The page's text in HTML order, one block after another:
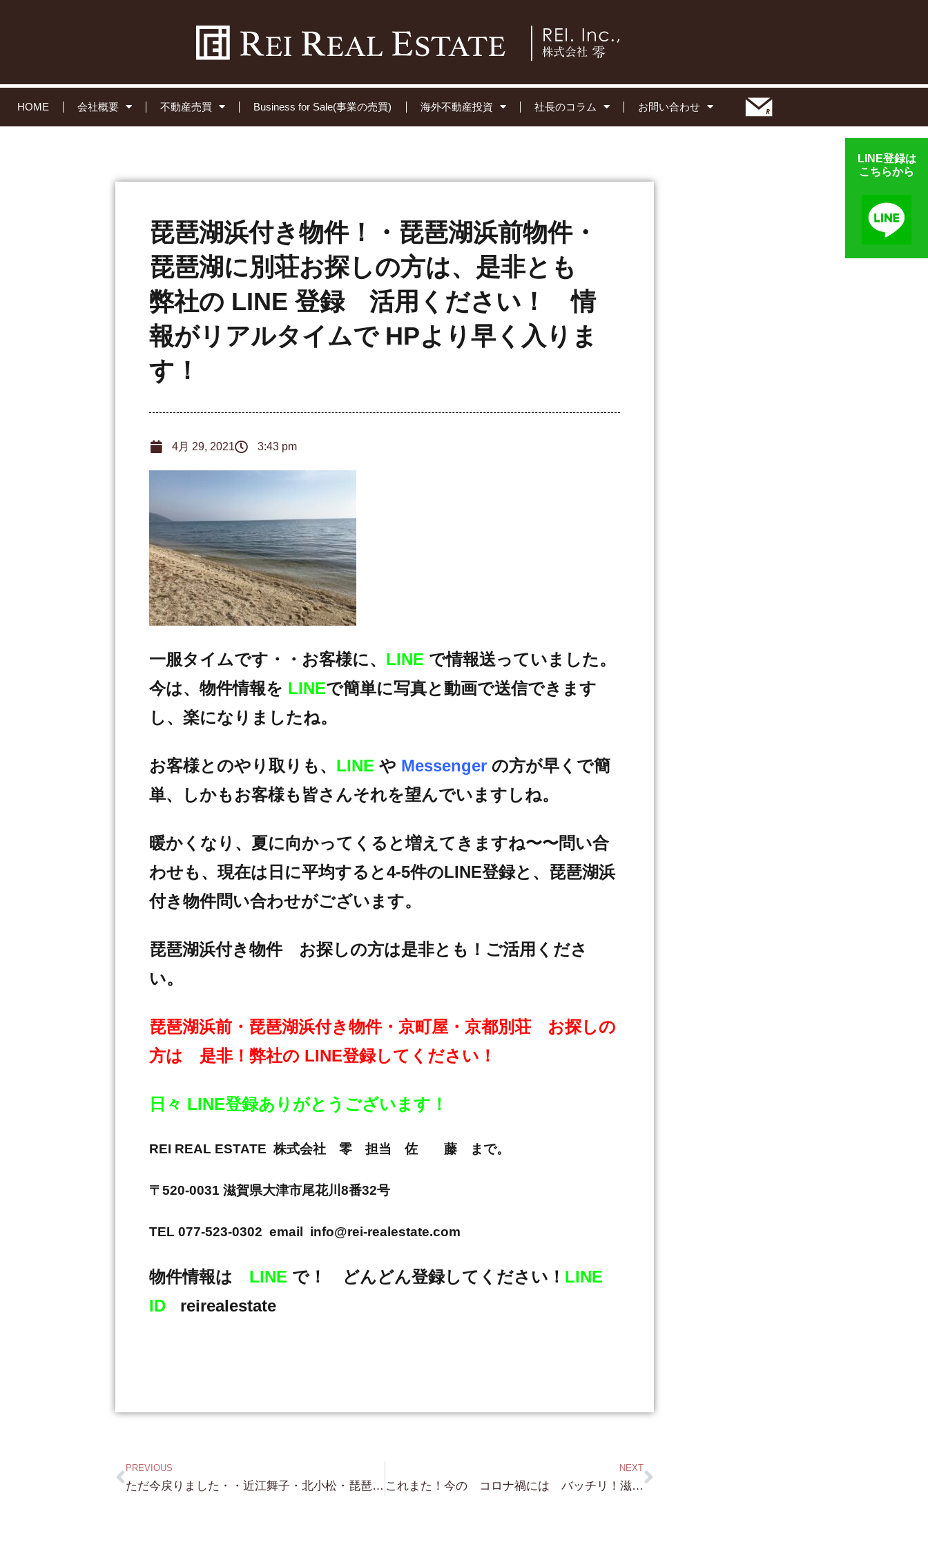
HOME 会社概要 不動産売買 Business for Sale(事業の売買) 海外不動産投資 社長のコラム お問い合わせ
LINE登録は
こちらから
琵琶湖浜付き物件！・琵琶湖浜前物件・
琵琶湖に別荘お探しの方は、是非とも
弊社の LINE 登録 活用ください！ 情
報がリアルタイムで HPより早く入りま
す！
4月 29, 2021 3:43 pm
一服タイムです・・お客様に、 LINE で情報送っていました。
今は、物件情報を LINEで簡単に写真と動画で送信できます
し、楽になりましたね。
お客様とのやり取りも、 LINE や Messenger の方が早くで簡
単、しかもお客様も皆さんそれを望んでいますしね。
暖かくなり、夏に向かってくると増えてきますね〜〜問い合
わせも、現在は日に平均すると4-5件のLINE登録と、琵琶湖浜
付き物件問い合わせがございます。
琵琶湖浜付き物件 お探しの方は是非とも！ご活用くださ
い。
琵琶湖浜前・琵琶湖浜付き物件・京町屋・京都別荘 お探しの
方は 是非！弊社の LINE登録してください！
日々 LINE登録ありがとうございます！
REI REAL ESTATE 株式会社 零 担当 佐 藤 まで。
〒520-0031 滋賀県大津市尾花川8番32号
TEL 077-523-0302 email info@rei-realestate.com
物件情報は LINE で！ どんどん登録してください！ LINE
ID reirealestate
PREVIOUS
ただ今戻りました・・近江舞子・北小松・琵琶湖浜付き物件・・ついでに 調査してきました。日々 これの繰り返し・・ですが 地道な努力が実を結ぶって事です！
NEXT
これまた！今の コロナ禍には バッチリ！滋賀県大津市 湖西道路◯◯インターから車で5分！2,000坪 グランピング施設・キャンプ場にバッチリの 物件です！